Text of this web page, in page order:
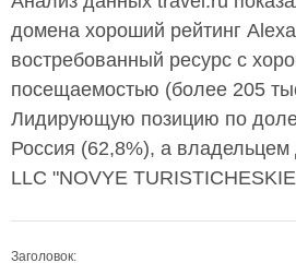
домена хороший рейтинг
востребованный ресурс с
посещаемостью (более 205
Лидирующую позицию по
Россия (62,8%), а владельцем
LLC "NOVYE
Заголовок: